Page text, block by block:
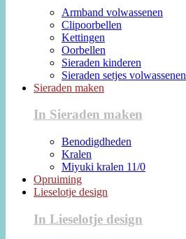
Armband volwassenen
Clipoorbellen
Kettingen
Oorbellen
Sieraden kinderen
Sieraden setjes volwassenen
Sieraden maken
In Sieraden maken
Benodigdheden
Kralen
Miyuki kralen 11/0
Opruiming
Lieselotje design
In Lieselotje design